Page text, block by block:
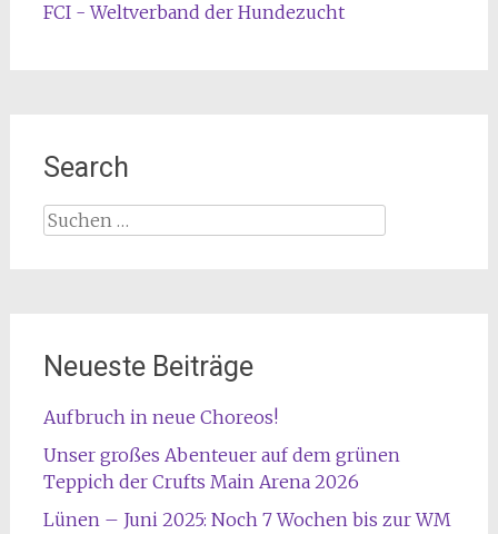
FCI - Weltverband der Hundezucht
Search
Suche
Neueste Beiträge
Aufbruch in neue Choreos!
Unser großes Abenteuer auf dem grünen
Teppich der Crufts Main Arena 2026
Lünen – Juni 2025: Noch 7 Wochen bis zur WM